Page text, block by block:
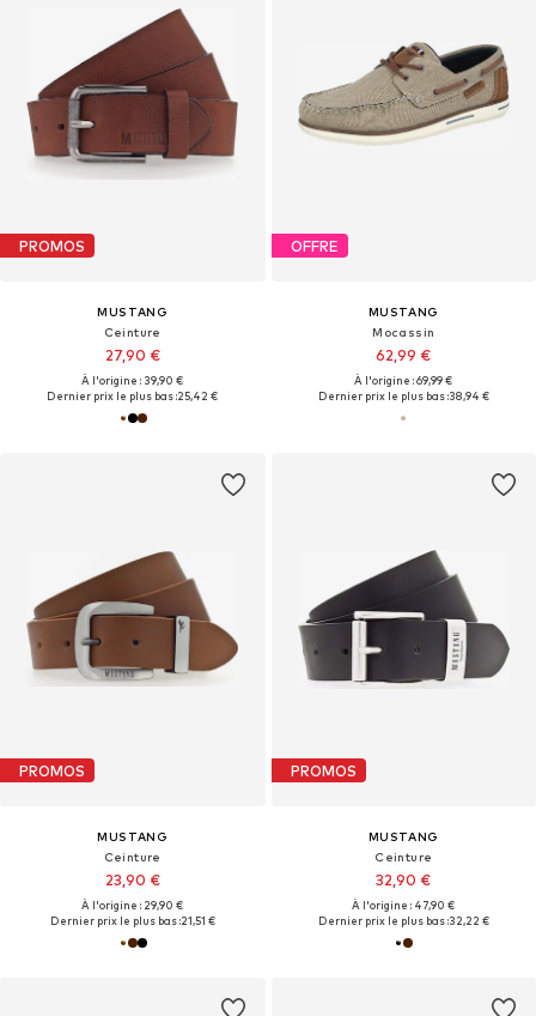
PROMOS
MUSTANG
Ceinture
27,90 €
À l'origine : 39,90 €
Dernier prix le plus bas :25,42 €
OFFRE
MUSTANG
Mocassin
62,99 €
À l'origine : 69,99 €
Dernier prix le plus bas :38,94 €
PROMOS
MUSTANG
Ceinture
23,90 €
À l'origine : 29,90 €
Dernier prix le plus bas :21,51 €
PROMOS
MUSTANG
Ceinture
32,90 €
À l'origine : 47,90 €
Dernier prix le plus bas :32,22 €